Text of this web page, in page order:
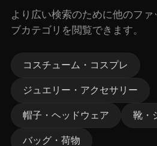
より広い検索のために他のフ
ブカテゴリを閲覧できます。
コスチューム・コスプレ
ジュエリー・アクセサリー
帽子・ヘッドウェア 靴・
バッグ・荷物